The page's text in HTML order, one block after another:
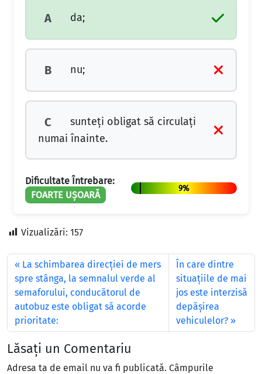
A da;
B nu;
C
sunteți obligat să circulați
numai înainte.
Dificultate Întrebare:
FOARTE UȘOARĂ
9%
Vizualizări: 157
La schimbarea direcţiei de mers
spre stânga, la semnalul verde al
semaforului, conducătorul de
autobuz este obligat să acorde
prioritate:
În care dintre
situaţiile de mai
jos este interzisă
depăşirea
vehiculelor?
Lăsați un Comentariu
Adresa ta de email nu va fi publicată. Câmpurile